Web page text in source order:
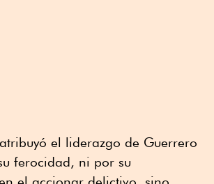
el liderazgo de Guerrero
ferocidad, ni por su